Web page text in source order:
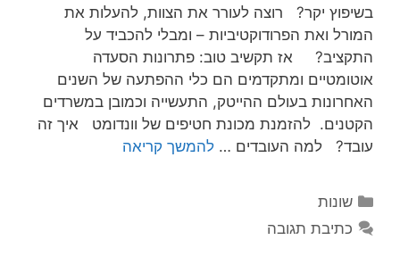
בשיפוץ יקר? רוצה לעורר את הצוות, להעלות את
המורל ואת הפרודוקטיביות – ומבלי להכביד על
התקציב? אז תקשיב טוב: פתרונות הסעדה
אוטומטיים ומתקדמים הם כלי ההפתעה של השנים
האחרונות בעולם ההייטק, התעשייה וכמובן במשרדים
הקטנים. להזמנת מכונת חטיפים של וונדומט איך זה
עובד? למה העובדים … להמשך קריאה
קטגוריות
שונות
כתיבת תגובה